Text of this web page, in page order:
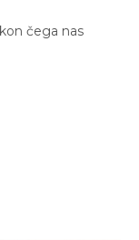
čega nas